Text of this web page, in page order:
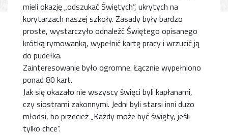
mieli okazję „odszukać Świętych”, ukrytych na
korytarzach naszej szkoły. Zasady były bardzo
proste, wystarczyło odnaleźć Świętego opisanego
krótką rymowanką, wypełnić kartę pracy i wrzucić ją
do pudełka.
Zainteresowanie było ogromne. Łącznie wypełniono
ponad 80 kart.
Jak się okazało nie wszyscy święci byli kapłanami,
czy siostrami zakonnymi. Jedni byli starsi inni dużo
młodsi, bo przecież „Każdy może być święty, jeśli
tylko chce”.